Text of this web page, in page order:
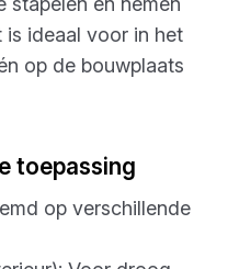
is ideaal voor in het
op de bouwplaats
toepassing
op verschillende